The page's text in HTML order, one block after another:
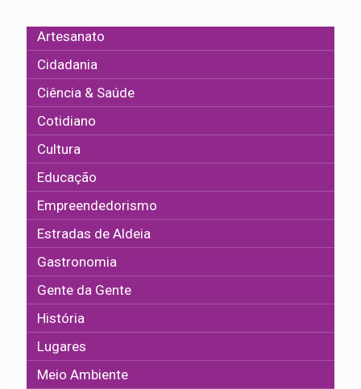
Artesanato
Cidadania
Ciência & Saúde
Cotidiano
Cultura
Educação
Empreendedorismo
Estradas de Aldeia
Gastronomia
Gente da Gente
História
Lugares
Meio Ambiente